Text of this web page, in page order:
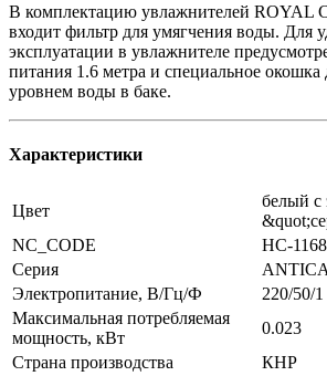
В комплектацию увлажнителей ROYAL
входит фильтр для умягчения воды. Для
эксплуатации в увлажнителе
питания 1.6 метра и специальное окошка
уровнем воды в баке.
Характеристики
Цвет
белый с
NC_CODE
НС-
Серия
ANTICA
Электропитание, В/Гц/Ф
220/50/1
Максимальная потребляемая
мощность, кВт
0.023
Страна производства
КНР